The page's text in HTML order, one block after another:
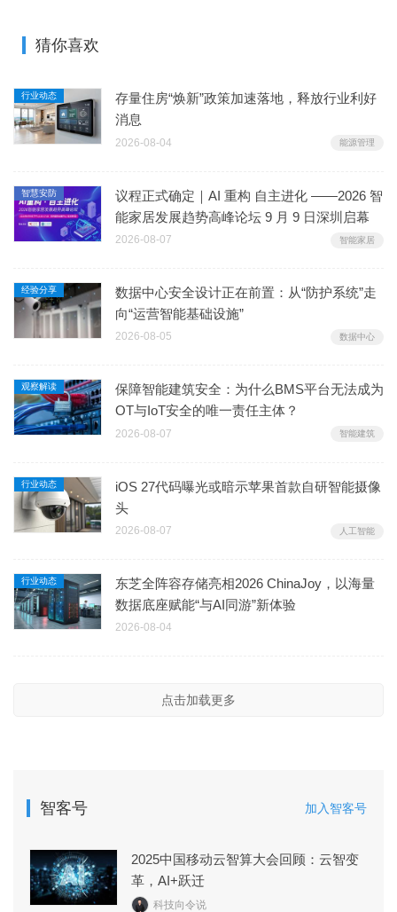
猜你喜欢
行业动态
存量住房“焕新”政策加速落地，释放行业利好
消息
2026-08-04 能源管理
智慧安防
议程正式确定｜AI 重构 自主进化 ——2026 智
能家居发展趋势高峰论坛 9 月 9 日深圳启幕
2026-08-07 智能家居
经验分享
数据中心安全设计正在前置：从“防护系统”走
向“运营智能基础设施”
2026-08-05 数据中心
观察解读
保障智能建筑安全：为什么BMS平台无法成为
OT与IoT安全的唯一责任主体？
2026-08-07 智能建筑
行业动态
iOS 27代码曝光或暗示苹果首款自研智能摄像
头
2026-08-07 人工智能
行业动态
东芝全阵容存储亮相2026 ChinaJoy，以海量
数据底座赋能“与AI同游”新体验
2026-08-04
点击加载更多
智客号 加入智客号
2025中国移动云智算大会回顾：云智变
革，AI+跃迁
科技向令说